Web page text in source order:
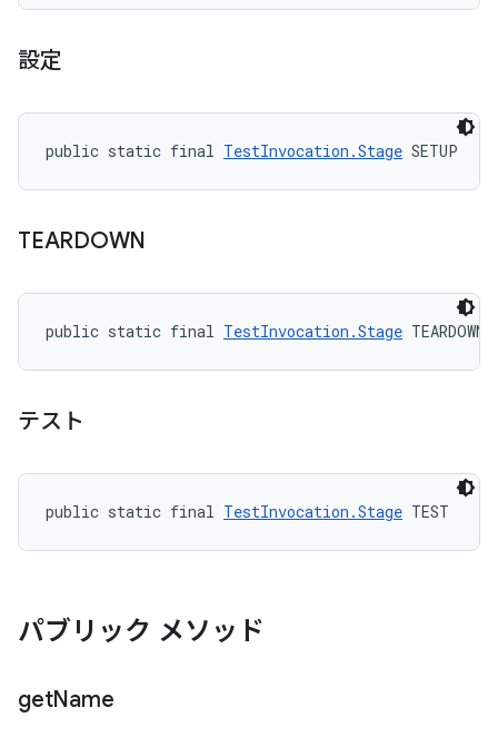
設定
public static final TestInvocation.Stage SETUP
TEARDOWN
public static final TestInvocation.Stage TEARDOWN
テスト
public static final TestInvocation.Stage TEST
パブリック メソッド
getName